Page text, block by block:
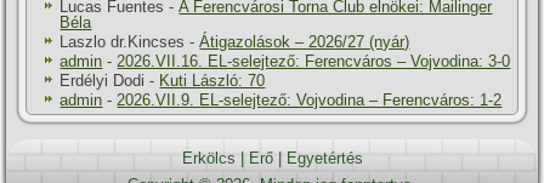
Lucas Fuentes -A Ferencvárosi Torna Club elnökei: Mailinger
Béla
Laszlo dr.Kincses -Átigazolások – 2026/27 (nyár)
admin -2026.VII.16. EL-selejtező: Ferencváros – Vojvodina: 3-0
Erdélyi Dodi - Kuti László: 70
admin -2026.VII.9. EL-selejtező: Vojvodina – Ferencváros: 1-2
Erkölcs Erő|
Egyetértés